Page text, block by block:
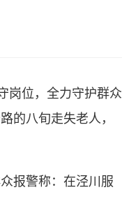
岗位，全力守护群众
的八旬走失老人，
报警称：在泾川服